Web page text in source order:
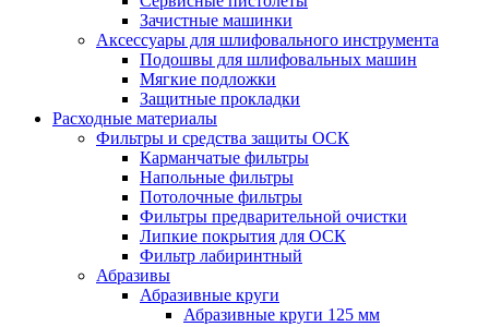
Зачистные машинки
Аксессуары для шлифовального инструмента
Подошвы для шлифовальных машин
Мягкие подложки
Защитные прокладки
Расходные материалы
Фильтры и средства защиты ОСК
Карманчатые фильтры
Напольные фильтры
Потолочные фильтры
Фильтры предварительной очистки
Липкие покрытия для ОСК
Фильтр лабиринтный
Абразивы
Абразивные круги
Абразивные круги 125 мм